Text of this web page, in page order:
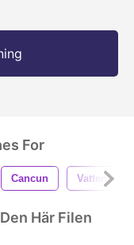
For
Cancun Vatten
Här Filen